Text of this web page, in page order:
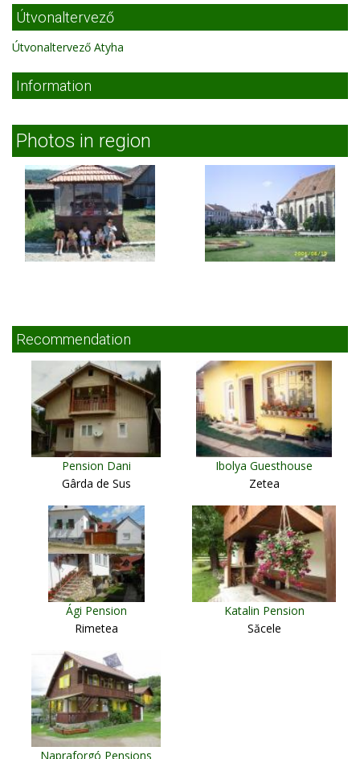
Útvonaltervező
Útvonaltervező Atyha
Information
Photos in region
Recommendation
Pension Dani
Gârda de Sus
Ibolya Guesthouse
Zetea
Ági Pension
Rimetea
Katalin Pension
Săcele
Napraforgó Pensions